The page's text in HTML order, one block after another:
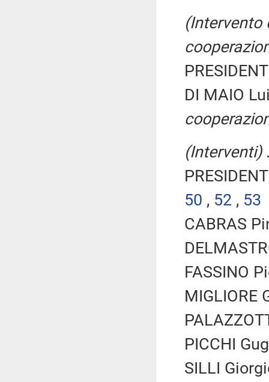
(Intervento
DI MAIO
(Interventi)
50 , 52 , 53
CABRAS
FASSINO
MIGLIORE
PICCHI
SILLI